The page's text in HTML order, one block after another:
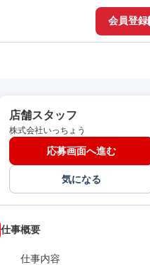
会員登録
店舗スタッフ
株式会社いっちょう
応募画面へ進む
気になる
仕事概要
仕事内容